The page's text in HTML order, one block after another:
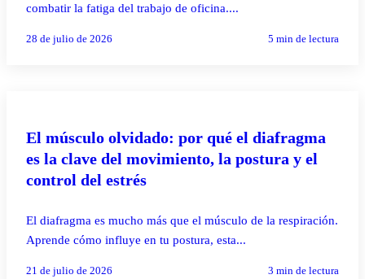
combatir la fatiga del trabajo de oficina....
28 de julio de 2026 5 min de lectura
El músculo olvidado: por qué el diafragma
es la clave del movimiento, la postura y el
control del estrés
El diafragma es mucho más que el músculo de la respiración.
Aprende cómo influye en tu postura, esta...
21 de julio de 2026 3 min de lectura